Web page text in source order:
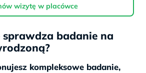
wizytę w placówce
sprawdza badanie na
kompleksowe badanie,